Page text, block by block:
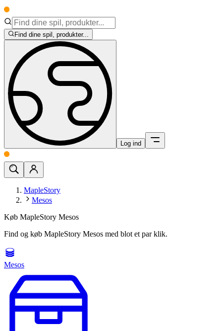
Find dine spil, produkter...
Log ind
MapleStory
Mesos
Køb MapleStory Mesos
Find og køb MapleStory Mesos med blot et par klik.
Mesos